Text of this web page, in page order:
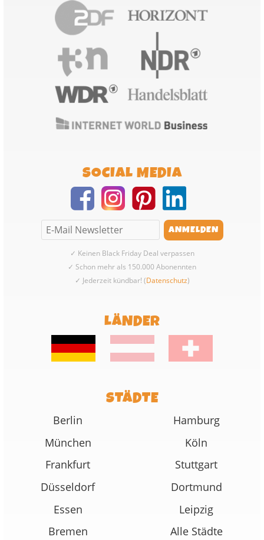
SOCIAL MEDIA
✓ Keinen Black Friday Deal verpassen
✓ Schon mehr als 150.000 Abonennten
✓ Jederzeit kündbar! (Datenschutz)
LÄNDER
STÄDTE
Berlin
Hamburg
München
Köln
Frankfurt
Stuttgart
Düsseldorf
Dortmund
Essen
Leipzig
Bremen
Alle Städte